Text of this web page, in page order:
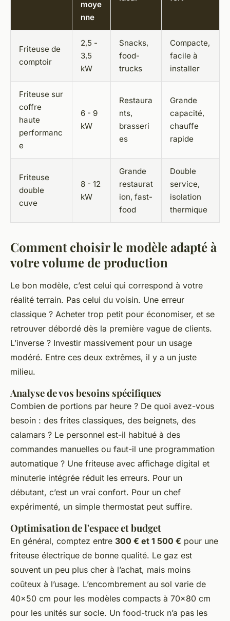
moye
nne
Friteuse de
comptoir
2,5 -
3,5
kW
Snacks,
food-
trucks
Compacte,
facile à
installer
Friteuse sur
coffre
haute
performanc
e
6 - 9
kW
Restaura
nts,
brasseri
es
Grande
capacité,
chauffe
rapide
Friteuse
double
cuve
8 - 12
kW
Grande
restaurat
ion, fast-
food
Double
service,
isolation
thermique
Comment choisir le modèle adapté à
votre volume de production
Le bon modèle, c’est celui qui correspond à votre
réalité terrain. Pas celui du voisin. Une erreur
classique ? Acheter trop petit pour économiser, et se
retrouver débordé dès la première vague de clients.
L’inverse ? Investir massivement pour un usage
modéré. Entre ces deux extrêmes, il y a un juste
milieu.
Analyse de vos besoins spécifiques
Combien de portions par heure ? De quoi avez-vous
besoin : des frites classiques, des beignets, des
calamars ? Le personnel est-il habitué à des
commandes manuelles ou faut-il une programmation
automatique ? Une friteuse avec affichage digital et
minuterie intégrée réduit les erreurs. Pour un
débutant, c’est un vrai confort. Pour un chef
expérimenté, un simple thermostat peut suffire.
Optimisation de l'espace et budget
En général, comptez entre 300 € et 1 500 € pour une
friteuse électrique de bonne qualité. Le gaz est
souvent un peu plus cher à l’achat, mais moins
coûteux à l’usage. L’encombrement au sol varie de
40x50 cm pour les modèles compacts à 70x80 cm
pour les unités sur socle. Un food-truck n’a pas les